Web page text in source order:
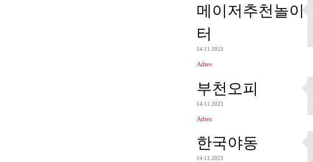
메이저추천놀이
터
14.11.2023
Adres
부천오피
14.11.2023
Adres
한국야동
14.11.2023